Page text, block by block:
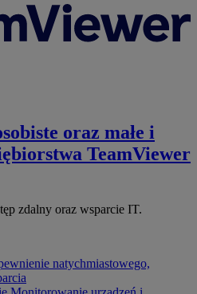
oraz małe i
TeamViewer
zdalny oraz wsparcie IT.
natychmiastowego,